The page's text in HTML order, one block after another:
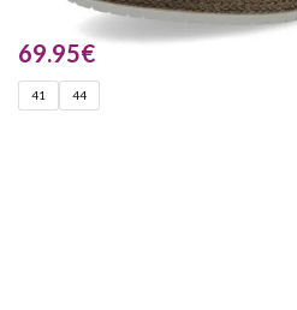
69.95€
41 44